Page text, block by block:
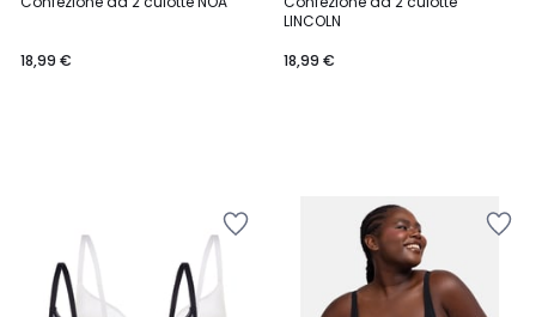
18,99 €
LINCOLN
18,99 €